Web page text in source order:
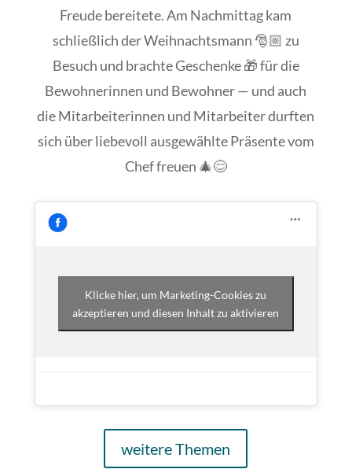
Freude bereitete. Am Nachmittag kam
schließlich der Weihnachtsmann 🎅🏼 zu
Besuch und brachte Geschenke 🎁 für die
Bewohnerinnen und Bewohner — und auch
die Mitarbeiterinnen und Mitarbeiter durften
sich über liebevoll ausgewählte Präsente vom
Chef freuen 🎄😊
Klicke hier, um Marketing-Cookies zu
akzeptieren und diesen Inhalt zu aktivieren
weitere Themen